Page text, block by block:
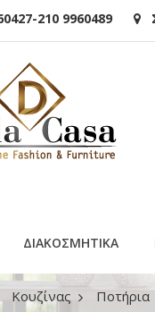
210 9960489
ΔΙΑΚΟΣΜΗΤΙΚΑ
Κουζίνας Ποτήρια